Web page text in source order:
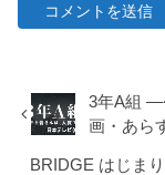
3年A組 ―
画・あら
BRIDGE はじま